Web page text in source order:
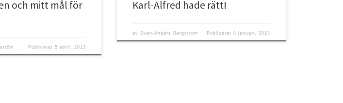
och mitt mål för
Publicerat 5 april, 2013
Karl-Alfred hade rätt!
avSven-Anders Bergström Publicerat 8 januari, 2013